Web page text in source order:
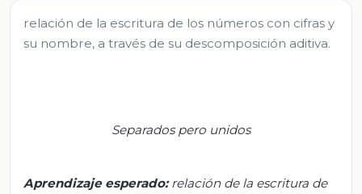
relación de la escritura de los números con cifras y
su nombre, a través de su descomposición aditiva.
Separados pero unidos
Aprendizaje esperado: relación de la escritura de